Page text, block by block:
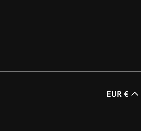
EUR €